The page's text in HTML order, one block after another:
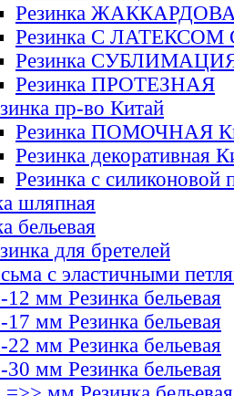
Резинка
Резинка С ЛАТЕКСОМ
Резинка
Резинка ПРОТЕЗНАЯ
пр-во Китай
Резинка ПОМОЧНАЯ
Резинка декоративная
Резинка с силиконовой
шляпная
бельевая
для бретелей
с эластичными
12 мм Резинка бельевая
17 мм Резинка бельевая
22 мм Резинка бельевая
30 мм Резинка бельевая